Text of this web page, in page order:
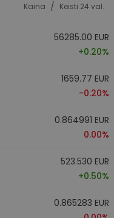
Kaina / Keisti 24 val.
56285.00 EUR
+0.20%
1659.77 EUR
-0.20%
0.864991 EUR
0.00%
523.530 EUR
+0.50%
0.865283 EUR